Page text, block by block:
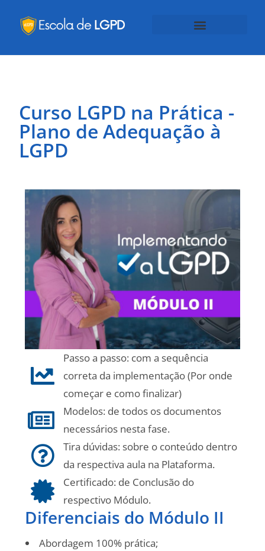
Curso LGPD na Prática -
Plano de Adequação à
LGPD​
Passo a passo: com a sequência
correta da implementação (Por onde
começar e como finalizar)
Modelos: de todos os documentos
necessários nesta fase.
Tira dúvidas: sobre o conteúdo dentro
da respectiva aula na Plataforma.
Certificado: de Conclusão do
respectivo Módulo.
Diferenciais do Módulo II
Abordagem 100% prática;